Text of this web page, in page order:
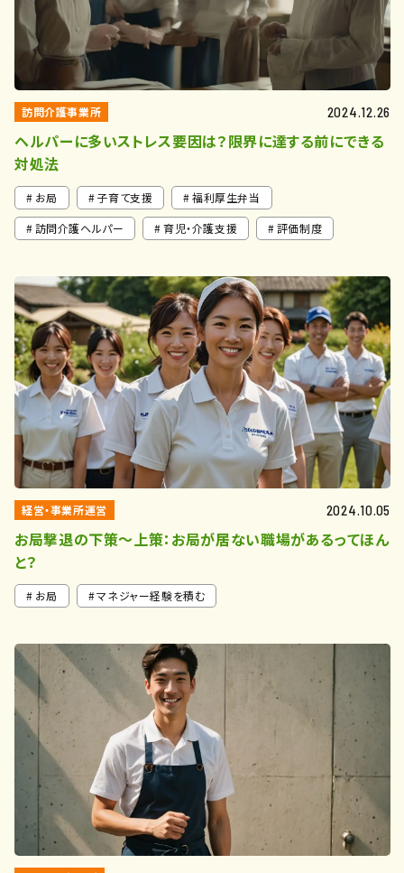
訪問介護事業所 2024.12.26
ヘルパーに多いストレス要因は？限界に達する前にできる
対処法
お局 子育て支援
福利厚生弁当
訪問介護ヘルパー
育児・介護支援 評価制度
経営・事業所運営 2024.10.05
お局撃退の下策～上策：お局が居ない職場があるってほん
と？
お局 マネジャー経験を積む